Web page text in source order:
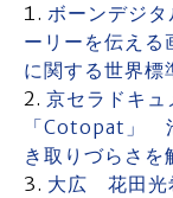
ボーンデジ
ーリーを伝え
に関する世界標
京セラドキュ
「Cotopat」
き取りづらさを
大広 花田光